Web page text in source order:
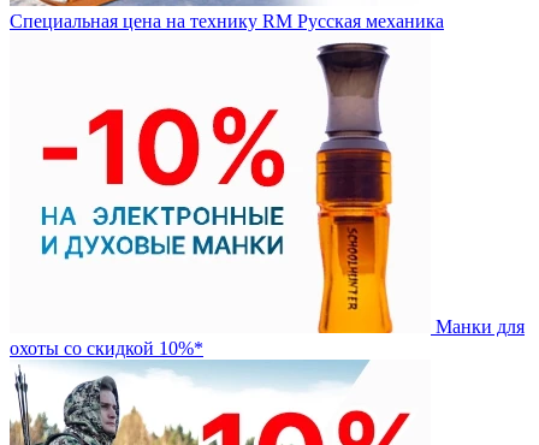
Специальная цена на технику RM Русская механика
Манки для
охоты со скидкой 10%*